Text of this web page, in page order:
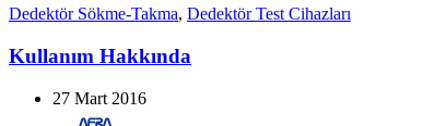
Dedektör Sökme-Takma, Dedektör Test Cihazları
Kullanım Hakkında
27 Mart 2016